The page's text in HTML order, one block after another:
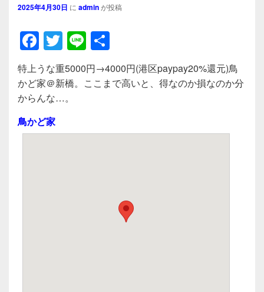
2025年4月30日 に adminが投稿
F
a
c
e
b
o
T
wi
tt
er
Li
n
e
有
特上うな重5000円→4000円(港区paypay20%還元)鳥
かど家＠新橋。ここまで高いと、得なのか損なのか分
からんな…。
鳥かど家